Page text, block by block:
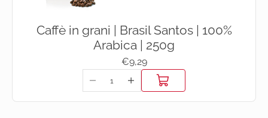
Vai all'articolo 3
Vai all'articolo 4
Caffè in grani | Brasil Santos | 100%
Arabica | 250g
Prezzo scontato
€9,29